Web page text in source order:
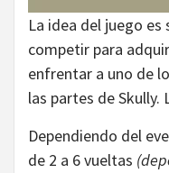
La idea del juego
competir para
enfrentar a uno de
las partes de
Dependiendo del
de 2 a 6 vueltas